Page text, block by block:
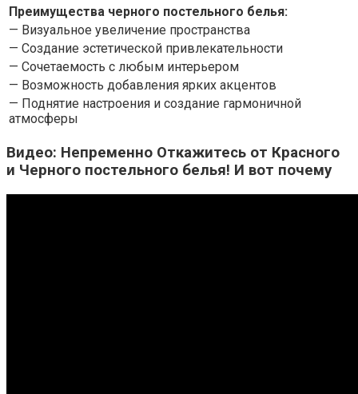
Преимущества черного постельного белья:
— Визуальное увеличение пространства
— Создание эстетической привлекательности
— Сочетаемость с любым интерьером
— Возможность добавления ярких акцентов
— Поднятие настроения и создание гармоничной
атмосферы
Видео: Непременно Откажитесь от Красного
и Черного постельного белья! И вот почему